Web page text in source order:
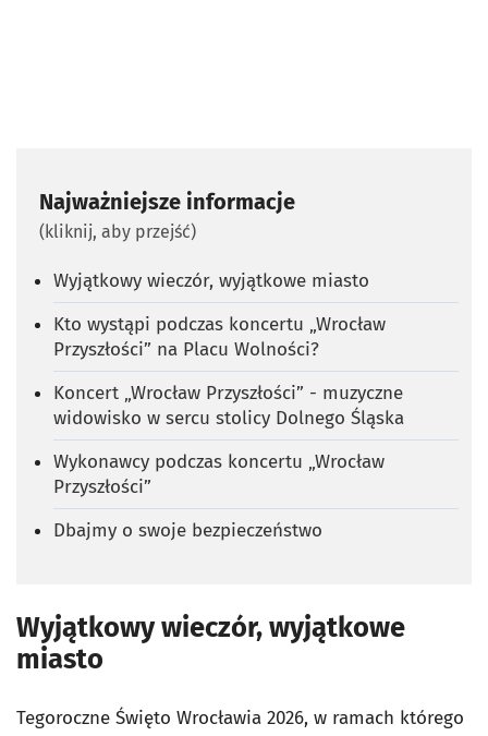
Najważniejsze informacje
(kliknij, aby przejść)
Wyjątkowy wieczór, wyjątkowe miasto
Kto wystąpi podczas koncertu „Wrocław
Przyszłości” na Placu Wolności?
Koncert „Wrocław Przyszłości” - muzyczne
widowisko w sercu stolicy Dolnego Śląska
Wykonawcy podczas koncertu „Wrocław
Przyszłości”
Dbajmy o swoje bezpieczeństwo
Wyjątkowy wieczór, wyjątkowe
miasto
Tegoroczne Święto Wrocławia 2026, w ramach którego